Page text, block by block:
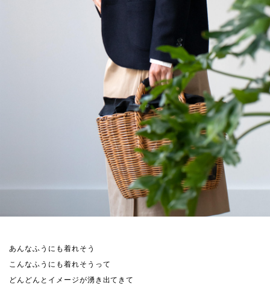
あんなふうにも着れそう
こんなふうにも着れそうって
どんどんとイメージが湧き出てきて